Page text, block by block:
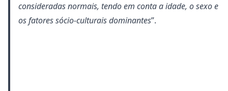
consideradas normais, tendo em conta a idade, o sexo e
os fatores sócio-culturais dominantes”.